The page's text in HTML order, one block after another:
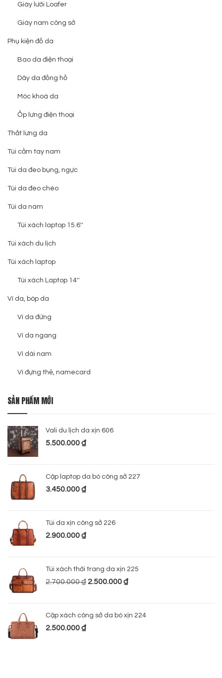
Giày lười Loafer
Giày nam công sở
Phụ kiện đồ da
Bao da điện thoại
Dây da đồng hồ
Móc khoá da
Ốp lưng điện thoại
Thắt lưng da
Túi cầm tay nam
Túi da đeo bụng, ngực
Túi da đeo chéo
Túi da nam
Túi xách laptop 15.6''
Túi xách du lịch
Túi xách laptop
Túi xách Laptop 14''
Ví da, bóp da
Ví da đứng
Ví da ngang
Ví dài nam
Ví đựng thẻ, namecard
SẢN PHẨM MỚI
Vali du lịch da xịn 606
5.500.000₫
Cặp laptop da bò công sở 227
3.450.000₫
Túi da xịn công sở 226
2.900.000₫
Túi xách thời trang da xịn 225
2.700.000₫ 2.500.000₫
Cặp xách công sở da bò xịn 224
2.500.000₫